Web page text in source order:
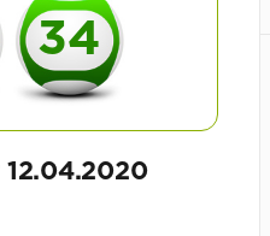
34
12.04.2020